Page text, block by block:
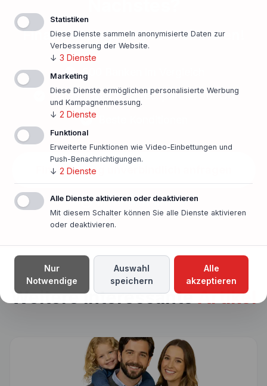
Finanzierungsangebot einholen!
500 Banken im Vergleich
Persönlicher Ansprechpartner vor Ort
Finanzierung unverbindlich anfragen
In nur einer Minute!
Weitere interessanteArtikel
Statistiken
Diese Dienste sammeln anonymisierte Daten zur
Verbesserung der Website.
↓ 3 Dienste
Marketing
Diese Dienste ermöglichen personalisierte Werbung
und Kampagnenmessung.
↓ 2 Dienste
Funktional
Erweiterte Funktionen wie Video-Einbettungen und
Push-Benachrichtigungen.
↓ 2 Dienste
Alle Dienste aktivieren oder deaktivieren
Mit diesem Schalter können Sie alle Dienste aktivieren
oder deaktivieren.
Nur
Notwendige
Auswahl
speichern
Alle
akzeptieren